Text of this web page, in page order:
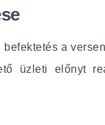
a
üzleti előnyt